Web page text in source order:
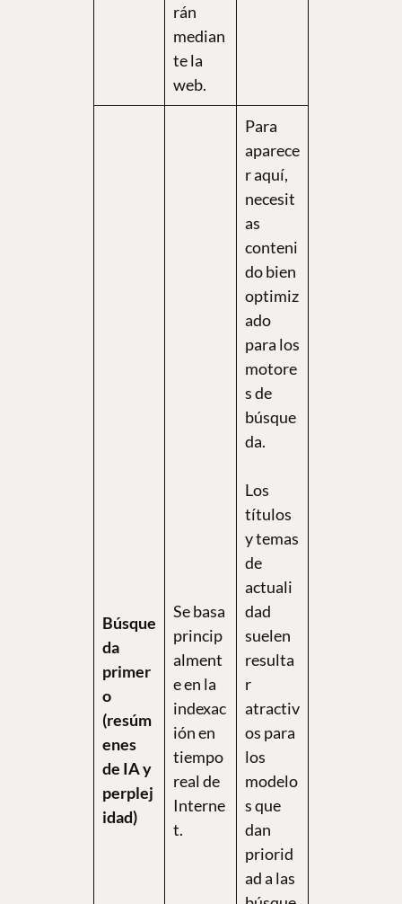
rán
median
te la
web.
Búsque
da
primer
o
(resúm
enes
de IA y
perplej
idad)
Se basa
princip
alment
e en la
indexac
ión en
tiempo
real de
Interne
t.
Para
aparece
r aquí,
necesit
as
conteni
do bien
optimiz
ado
para los
motore
s de
búsque
da.
Los
títulos
y temas
de
actuali
dad
suelen
resulta
r
atractiv
os para
los
modelo
s que
dan
priorid
ad a las